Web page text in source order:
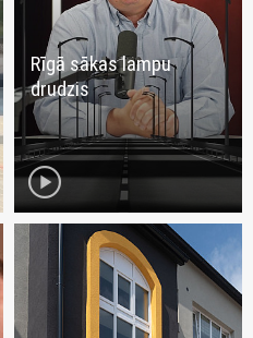
Rīgā sākas lampu
drudzis
play_circle